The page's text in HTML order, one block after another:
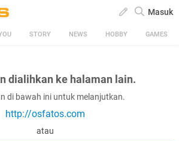
Masuk
STORY NEWS HOBBY GAMES
dialihkan ke halaman lain.
di bawah ini untuk melanjutkan.
http://osfatos.com
atau